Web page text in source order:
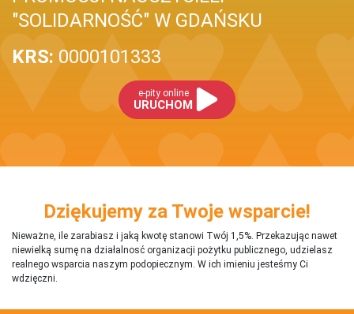
"SOLIDARNOŚĆ" W GDAŃSKU
KRS: 0000101333
e-pity online
URUCHOM
Dziękujemy za Twoje wsparcie!
Nieważne, ile zarabiasz i jaką kwotę stanowi Twój 1,5%. Przekazując nawet
niewielką sumę na działalnosć organizacji pożytku publicznego, udzielasz
realnego wsparcia naszym podopiecznym. W ich imieniu jesteśmy Ci
wdzięczni.